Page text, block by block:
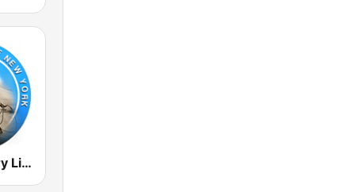
Radio Country Live